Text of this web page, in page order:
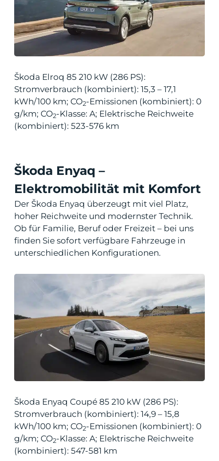
Škoda Elroq 85 210 kW (286 PS):
Stromverbrauch (kombiniert): 15,3 – 17,1
kWh/100 km; CO2-Emissionen (kombiniert): 0
g/km; CO2-Klasse: A; Elektrische Reichweite
(kombiniert): 523-576 km
Škoda Enyaq –
Elektromobilität mit Komfort
Der Škoda Enyaq überzeugt mit viel Platz,
hoher Reichweite und modernster Technik.
Ob für Familie, Beruf oder Freizeit – bei uns
finden Sie sofort verfügbare Fahrzeuge in
unterschiedlichen Konfigurationen.
Škoda Enyaq Coupé 85 210 kW (286 PS):
Stromverbrauch (kombiniert): 14,9 – 15,8
kWh/100 km; CO2-Emissionen (kombiniert): 0
g/km; CO2-Klasse: A; Elektrische Reichweite
(kombiniert): 547-581 km